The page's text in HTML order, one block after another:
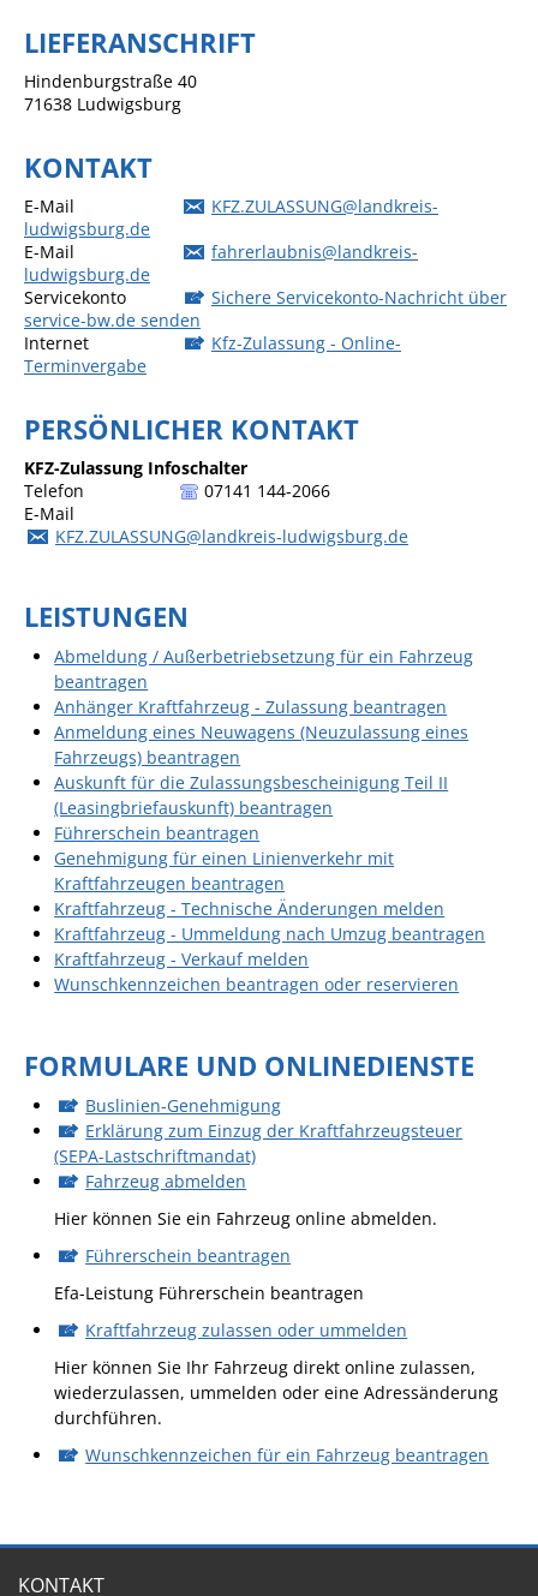
Wärmeplanung
Gemmrigheimer
Infokalender
Zahlen & Fakten
Angebote für Geflüchtete
RATHAUS
Öffnungszeiten
Kontakt
Online-Bürgerportal
Bürgerservice
Behördenwegweiser
Lebenslagen
Leistungen - Service BW
Formulare
Wissenswertes/Service
Mängelmeldung online
Winterdienst
Gutachterausschuss
Organspende
Selbstbestimmung
Fachstelle
Aushang- und Schaukästen
Öffentliche
LIEFERANSCHRIFT
Hindenburgstraße 40
71638 Ludwigsburg
KONTAKT
E-Mail
KFZ.ZULASSUNG@landkreis-
ludwigsburg.de
E-Mail
fahrerlaubnis@landkreis-
ludwigsburg.de
Servicekonto
Sichere Servicekonto-Nachricht über
service-bw.de senden
Internet
Kfz-Zulassung - Online-
Terminvergabe
PERSÖNLICHER KONTAKT
KFZ-Zulassung Infoschalter
Telefon
07141 144-2066
E-Mail
KFZ.ZULASSUNG@landkreis-ludwigsburg.de
LEISTUNGEN
Abmeldung / Außerbetriebsetzung für ein Fahrzeug
beantragen
Anhänger Kraftfahrzeug - Zulassung beantragen
Anmeldung eines Neuwagens (Neuzulassung eines
Fahrzeugs) beantragen
Auskunft für die Zulassungsbescheinigung Teil II
(Leasingbriefauskunft) beantragen
Führerschein beantragen
Genehmigung für einen Linienverkehr mit
Kraftfahrzeugen beantragen
Kraftfahrzeug - Technische Änderungen melden
Kraftfahrzeug - Ummeldung nach Umzug beantragen
Kraftfahrzeug - Verkauf melden
Wunschkennzeichen beantragen oder reservieren
FORMULARE UND ONLINEDIENSTE
Buslinien-Genehmigung
Erklärung zum Einzug der Kraftfahrzeugsteuer
(SEPA-Lastschriftmandat)
Fahrzeug abmelden
Hier können Sie ein Fahrzeug online abmelden.
Führerschein beantragen
Efa-Leistung Führerschein beantragen
Kraftfahrzeug zulassen oder ummelden
Hier können Sie Ihr Fahrzeug direkt online zulassen,
wiederzulassen, ummelden oder eine Adressänderung
durchführen.
Wunschkennzeichen für ein Fahrzeug beantragen
KONTAKT